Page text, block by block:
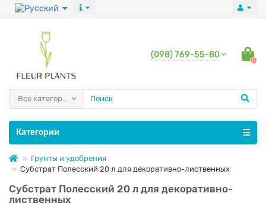
(098) 769-55-80
0
Все категории
Категории
Грунты и удобрения
Субстрат Полесский 20 л для декоративно-лиственных
Субстрат Полесский 20 л для декоративно-
лиственных